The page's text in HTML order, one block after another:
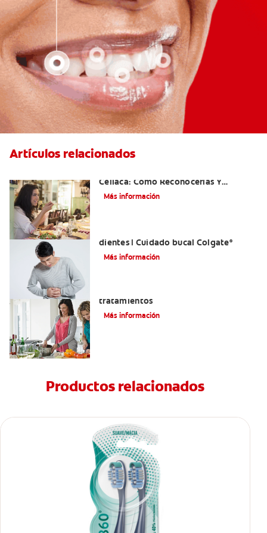
Artículos relacionados
Celíaca: Cómo Reconocerlas Y
Tratarlas
Más información
dientes | Cuidado bucal Colgate®
Más información
tratamientos
Más información
Productos relacionados